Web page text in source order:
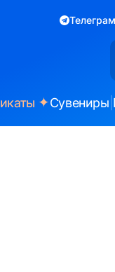
Телеграм
✦Сувениры